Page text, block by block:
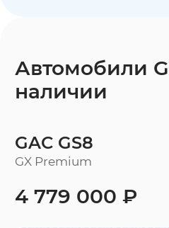
Автомобили
наличии
GAC GS8
GX Premium
4 779 000 ₽